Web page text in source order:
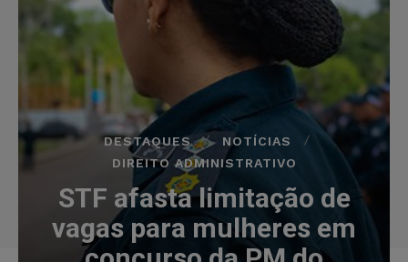
DESTAQUES
NOTÍCIAS
DIREITO ADMINISTRATIVO
STF afasta limitação de
vagas para mulheres em